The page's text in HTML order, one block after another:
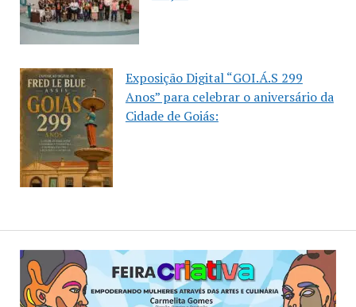
Exposição Digital “GOI.Á.S 299
Anos” para celebrar o aniversário da
Cidade de Goiás: